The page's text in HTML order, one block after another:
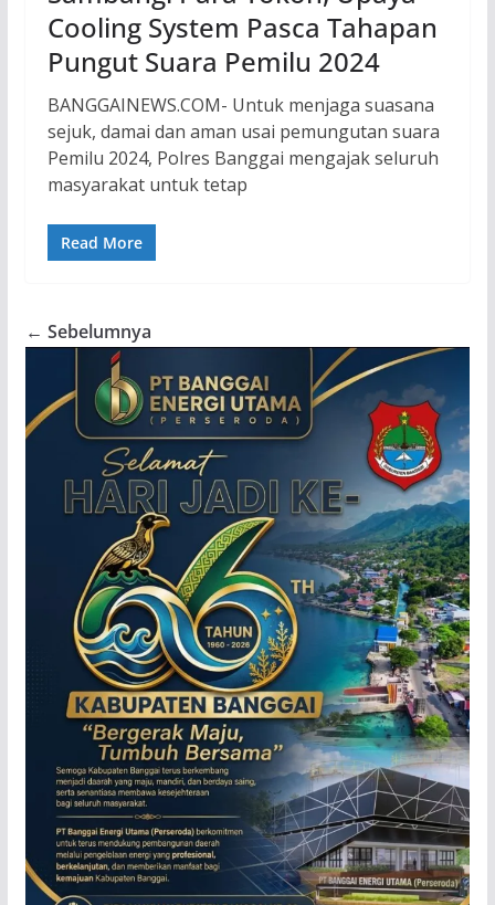
Cooling System Pasca Tahapan
Pungut Suara Pemilu 2024
BANGGAINEWS.COM- Untuk menjaga suasana
sejuk, damai dan aman usai pemungutan suara
Pemilu 2024, Polres Banggai mengajak seluruh
masyarakat untuk tetap
Read More
← Sebelumnya